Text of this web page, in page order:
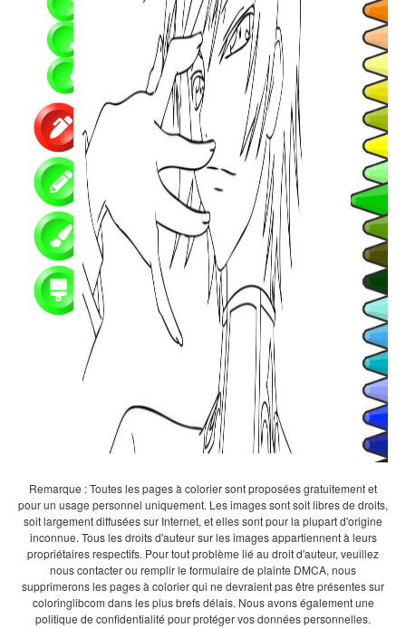
Remarque : Toutes les pages à colorier sont proposées gratuitement et
pour un usage personnel uniquement. Les images sont soit libres de droits,
soit largement diffusées sur Internet, et elles sont pour la plupart d'origine
inconnue. Tous les droits d'auteur sur les images appartiennent à leurs
propriétaires respectifs. Pour tout problème lié au droit d'auteur, veuillez
nous contacter ou remplir le formulaire de plainte DMCA, nous
supprimerons les pages à colorier qui ne devraient pas être présentes sur
coloringlibcom dans les plus brefs délais. Nous avons également une
politique de confidentialité pour protéger vos données personnelles.